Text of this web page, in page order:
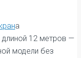
а
12 метров —
модели без